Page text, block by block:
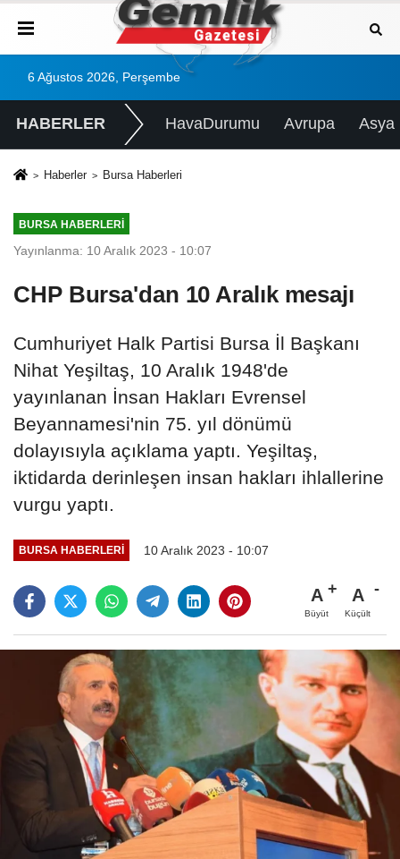
6 Ağustos 2026, Perşembe
HABERLER HavaDurumu Avrupa Asya
Haberler Bursa Haberleri
BURSA HABERLERI
Yayınlanma: 10 Aralık 2023 - 10:07
CHP Bursa'dan 10 Aralık mesajı
Cumhuriyet Halk Partisi Bursa İl Başkanı
Nihat Yeşiltaş, 10 Aralık 1948'de
yayınlanan İnsan Hakları Evrensel
Beyannamesi'nin 75. yıl dönümü
dolayısıyla açıklama yaptı. Yeşiltaş,
iktidarda derinleşen insan hakları ihlallerine
vurgu yaptı.
BURSA HABERLERI 10 Aralık 2023 - 10:07
A
Büyüt
A
Küçült